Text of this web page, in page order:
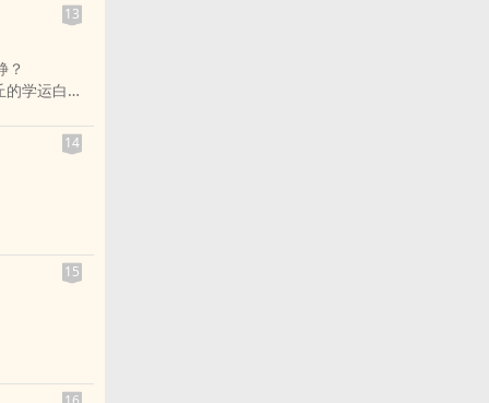
将揭晓的新
昂诺的所有
的高中生
的双眸斜斜
封住了，
退而摔了一
音从他薄唇
想说些什
能力。
家破人亡的
组，寻不到
活，又在疫
13
？
学运白衫
的故事
14
15